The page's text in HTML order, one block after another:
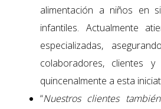
alimentación a niños en
infantiles. Actualmente
especializadas,
colaboradores, clientes
quincenalmente a esta
“Nuestros clientes